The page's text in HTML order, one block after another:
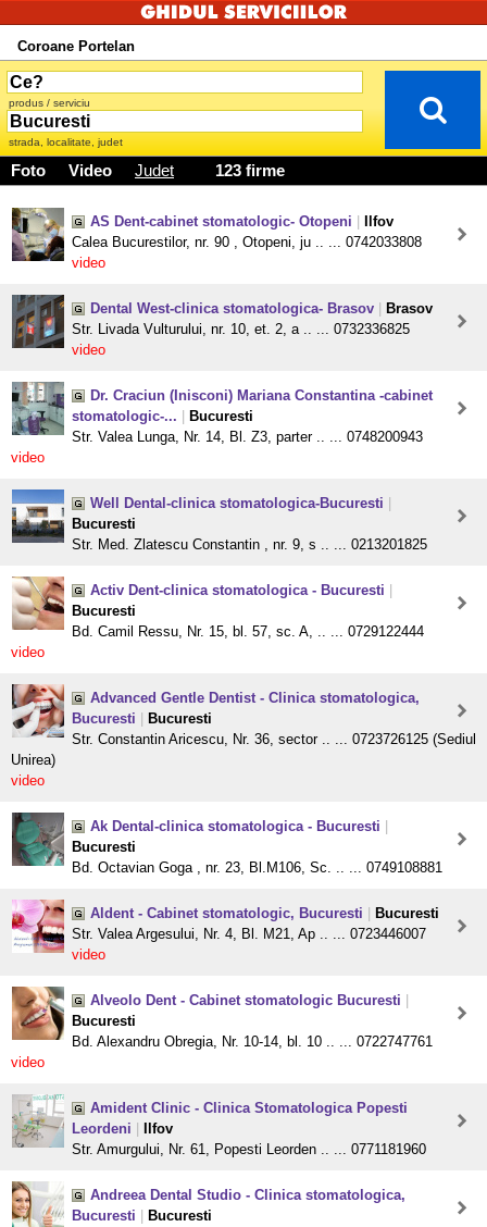
Coroane Portelan
produs / serviciu
strada, localitate, judet
Foto Video Judet 123 firme
AS Dent-cabinet stomatologic- Otopeni
Ilfov
Calea Bucurestilor, nr. 90 , Otopeni, ju .. ... 0742033808
video
Dental West-clinica stomatologica- Brasov
Brasov
Str. Livada Vulturului, nr. 10, et. 2, a .. ... 0732336825
video
Dr. Craciun (Inisconi) Mariana Constantina -cabinet
stomatologic-...
Bucuresti
Str. Valea Lunga, Nr. 14, Bl. Z3, parter .. ... 0748200943
video
Well Dental-clinica stomatologica-Bucuresti
Bucuresti
Str. Med. Zlatescu Constantin , nr. 9, s .. ... 0213201825
Activ Dent-clinica stomatologica - Bucuresti
Bucuresti
Bd. Camil Ressu, Nr. 15, bl. 57, sc. A, .. ... 0729122444
video
Advanced Gentle Dentist - Clinica stomatologica,
Bucuresti
Bucuresti
Str. Constantin Aricescu, Nr. 36, sector .. ... 0723726125 (Sediul
Unirea)
video
Ak Dental-clinica stomatologica - Bucuresti
Bucuresti
Bd. Octavian Goga , nr. 23, Bl.M106, Sc. .. ... 0749108881
Aldent - Cabinet stomatologic, Bucuresti
Bucuresti
Str. Valea Argesului, Nr. 4, Bl. M21, Ap .. ... 0723446007
video
Alveolo Dent - Cabinet stomatologic Bucuresti
Bucuresti
Bd. Alexandru Obregia, Nr. 10-14, bl. 10 .. ... 0722747761
video
Amident Clinic - Clinica Stomatologica Popesti
Leordeni
Ilfov
Str. Amurgului, Nr. 61, Popesti Leorden .. ... 0771181960
Andreea Dental Studio - Clinica stomatologica,
Bucuresti
Bucuresti